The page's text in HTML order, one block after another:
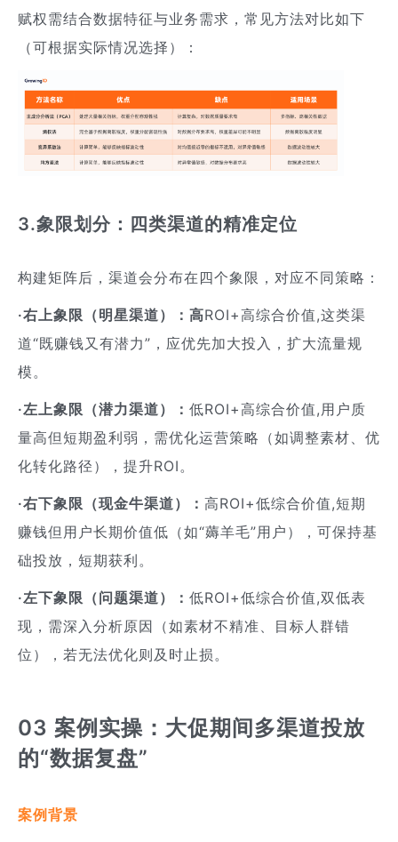
赋权需结合数据特征与业务需求，常见方法对比如下
（可根据实际情况选择）：
3.象限划分：四类渠道的精准定位
构建矩阵后，渠道会分布在四个象限，对应不同策略：
·右上象限（明星渠道）：高ROI+高综合价值,这类渠
道“既赚钱又有潜力”，应优先加大投入，扩大流量规
模。
·左上象限（潜力渠道）： 低ROI+高综合价值,用户质
量高但短期盈利弱，需优化运营策略（如调整素材、优
化转化路径），提升ROI。
·右下象限（现金牛渠道）： 高ROI+低综合价值,短期
赚钱但用户长期价值低（如“薅羊毛”用户），可保持基
础投放，短期获利。
·左下象限（问题渠道）： 低ROI+低综合价值,双低表
现，需深入分析原因（如素材不精准、目标人群错
位），若无法优化则及时止损。
03 案例实操：大促期间多渠道投放
的“数据复盘”
案例背景